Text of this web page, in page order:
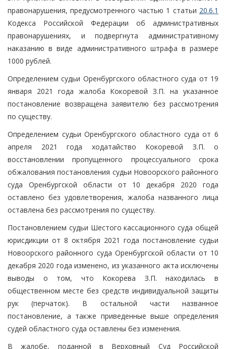
правонарушения, предусмотренного частью 1 статьи 20.6.1
Кодекса Российской Федерации об административных
правонарушениях, и подвергнута административному
наказанию в виде административного штрафа в размере
1000 рублей.
Определением судьи Оренбургского областного суда от 19
января 2021 года жалоба Кокоревой З.П. на указанное
постановление возвращена заявителю без рассмотрения
по существу.
Определением судьи Оренбургского областного суда от 6
апреля 2021 года ходатайство Кокоревой З.П. о
восстановлении пропущенного процессуального срока
обжалования постановления судьи Новоорского районного
суда Оренбургской области от 10 декабря 2020 года
оставлено без удовлетворения, жалоба названного лица
оставлена без рассмотрения по существу.
Постановлением судьи Шестого кассационного суда общей
юрисдикции от 8 октября 2021 года постановление судьи
Новоорского районного суда Оренбургской области от 10
декабря 2020 года изменено, из указанного акта исключены
выводы о том, что Кокорева З.П. находилась в
общественном месте без средств индивидуальной защиты
рук (перчаток). В остальной части названное
постановление, а также приведенные выше определения
судей областного суда оставлены без изменения.
В жалобе, поданной в Верховный Суд Российской